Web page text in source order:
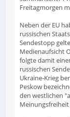
Freitagmorgen
Neben der EU
russischen
Sendestopp
Medienaufsicht
folgte damit
russischen
Ukraine-Krieg
Peskow
den westlichen